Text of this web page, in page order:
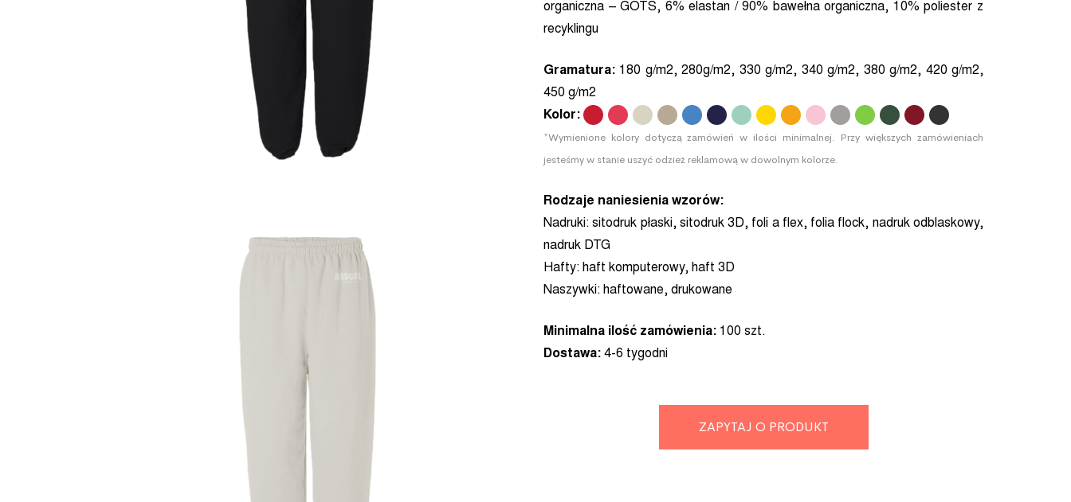
organiczna – GOTS, 6% elastan / 90% bawełna organiczna, 10% poliester z
recyklingu
Gramatura: 180 g/m2, 280g/m2, 330 g/m2, 340 g/m2, 380 g/m2, 420 g/m2,
450 g/m2
Kolor:
*Wymienione kolory dotyczą zamówień w ilości minimalnej. Przy większych zamówieniach
jesteśmy w stanie uszyć odzież reklamową w dowolnym kolorze.
Rodzaje naniesienia wzorów:
Nadruki: sitodruk płaski, sitodruk 3D, foli a flex, folia flock, nadruk odblaskowy,
nadruk DTG
Hafty: haft komputerowy, haft 3D
Naszywki: haftowane, drukowane
Minimalna ilość zamówienia: 100 szt.
Dostawa: 4-6 tygodni
ZAPYTAJ O PRODUKT